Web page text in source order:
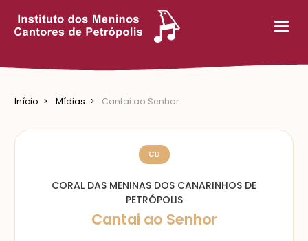
Início Mídias Cantai ao Senhor
CORAL DAS MENINAS DOS CANARINHOS DE
PETRÓPOLIS
CD
Cantai ao Senhor